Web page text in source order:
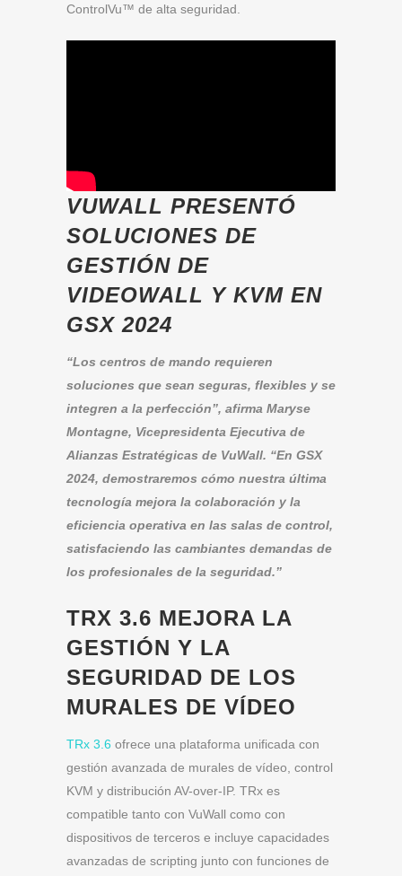
ControlVu™ de alta seguridad.
VUWALL PRESENTÓ
SOLUCIONES DE
GESTIÓN DE
VIDEOWALL Y KVM EN
GSX 2024
“Los centros de mando requieren
soluciones que sean seguras, flexibles y se
integren a la perfección”, afirma Maryse
Montagne, Vicepresidenta Ejecutiva de
Alianzas Estratégicas de VuWall. “En GSX
2024, demostraremos cómo nuestra última
tecnología mejora la colaboración y la
eficiencia operativa en las salas de control,
satisfaciendo las cambiantes demandas de
los profesionales de la seguridad.”
TRX 3.6 MEJORA LA
GESTIÓN Y LA
SEGURIDAD DE LOS
MURALES DE VÍDEO
TRx 3.6 ofrece una plataforma unificada con
gestión avanzada de murales de vídeo, control
KVM y distribución AV-over-IP. TRx es
compatible tanto con VuWall como con
dispositivos de terceros e incluye capacidades
avanzadas de scripting junto con funciones de